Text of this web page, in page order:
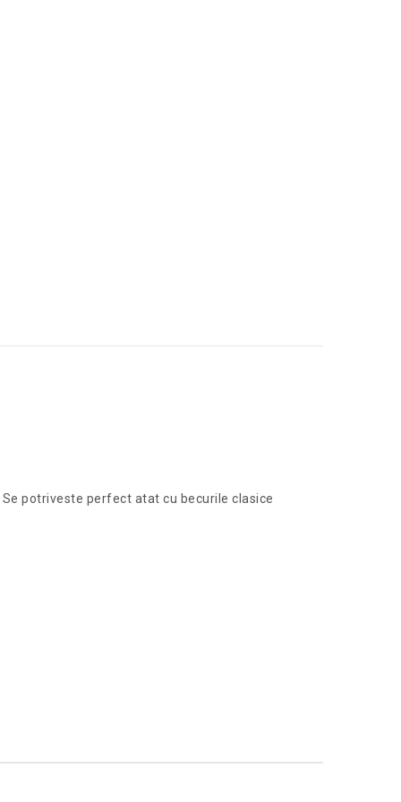
potriveste perfect atat cu becurile clasice